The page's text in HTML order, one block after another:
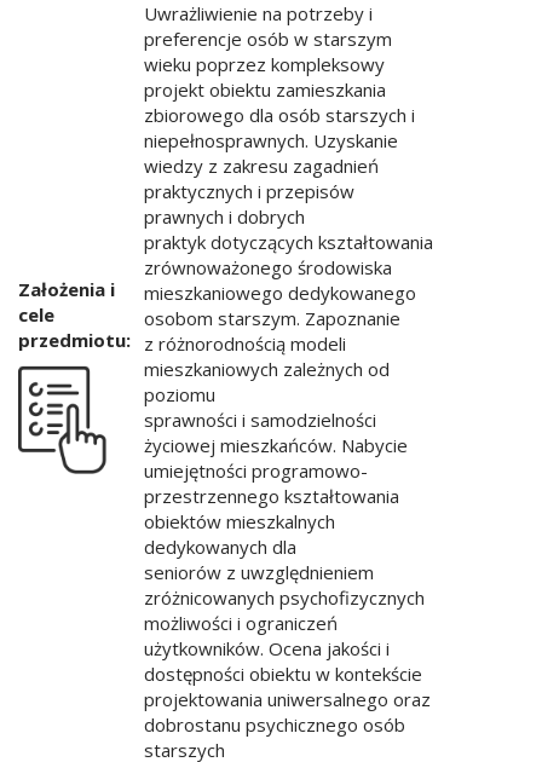
Założenia i
cele
przedmiotu:
Uwrażliwienie na potrzeby i
preferencje osób w starszym
wieku poprzez kompleksowy
projekt obiektu zamieszkania
zbiorowego dla osób starszych i
niepełnosprawnych. Uzyskanie
wiedzy z zakresu zagadnień
praktycznych i przepisów
prawnych i dobrych
praktyk dotyczących kształtowania
zrównoważonego środowiska
mieszkaniowego dedykowanego
osobom starszym. Zapoznanie
z różnorodnością modeli
mieszkaniowych zależnych od
poziomu
sprawności i samodzielności
życiowej mieszkańców. Nabycie
umiejętności programowo-
przestrzennego kształtowania
obiektów mieszkalnych
dedykowanych dla
seniorów z uwzględnieniem
zróżnicowanych psychofizycznych
możliwości i ograniczeń
użytkowników. Ocena jakości i
dostępności obiektu w kontekście
projektowania uniwersalnego oraz
dobrostanu psychicznego osób
starszych